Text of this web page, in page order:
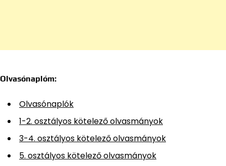
Olvasónaplóm:
Olvasónaplók
1-2. osztályos kötelező olvasmányok
3-4. osztályos kötelező olvasmányok
5. osztályos kötelező olvasmányok